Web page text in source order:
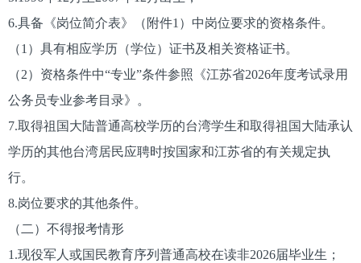
6.具备《岗位简介表》（附件1）中岗位要求的资格条件。
（1）具有相应学历（学位）证书及相关资格证书。
（2）资格条件中“专业”条件参照《江苏省2026年度考试录用
公务员专业参考目录》。
7.取得祖国大陆普通高校学历的台湾学生和取得祖国大陆承认
学历的其他台湾居民应聘时按国家和江苏省的有关规定执
行。
8.岗位要求的其他条件。
（二）不得报考情形
1.现役军人或国民教育序列普通高校在读非2026届毕业生；